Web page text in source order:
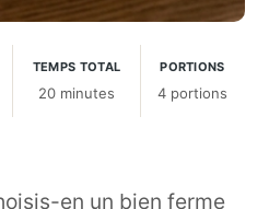
TEMPS TOTAL
20 minutes
PORTIONS
4 portions
en un bien ferme